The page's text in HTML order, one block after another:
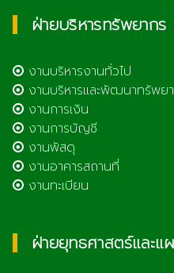
ฝ่ายบริหารทรัพยากร
งานบริหารงานทั่วไป
งานบริหารและพัฒนาทรัพย
งานการเงิน
งานการบัญชี
งานพัสดุ
งานอาคารสถานที่
งานทะเบียน
ฝ่ายยุทธศาสตร์และแ